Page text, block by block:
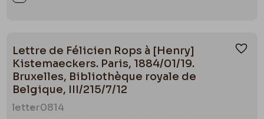
Lettre de Félicien Rops à [Henry]
Kistemaeckers. Paris, 1884/01/19.
Bruxelles, Bibliothèque royale de
Belgique, III/215/7/12
letter0814